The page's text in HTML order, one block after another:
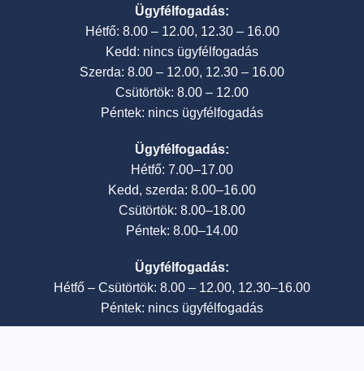
Ügyfélfogadás:
Hétfő: 8.00 – 12.00, 12.30 – 16.00
Kedd: nincs ügyfélfogadás
Szerda: 8.00 – 12.00, 12.30 – 16.00
Csütörtök: 8.00 – 12.00
Péntek: nincs ügyfélfogadás
Ügyfélfogadás:
Hétfő: 7.00–17.00
Kedd, szerda: 8.00–16.00
Csütörtök: 8.00–18.00
Péntek: 8.00–14.00
Ügyfélfogadás:
Hétfő – Csütörtök: 8.00 – 12.00, 12.30–16.00
Péntek: nincs ügyfélfogadás